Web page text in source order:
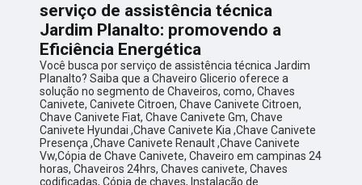
serviço de assistência técnica
Jardim Planalto: promovendo a
Eficiência Energética
Você busca por serviço de assistência técnica Jardim
Planalto? Saiba que a Chaveiro Glicerio oferece a
solução no segmento de Chaveiros, como, Chaves
Canivete, Canivete Citroen, Chave Canivete Citroen,
Chave Canivete Fiat, Chave Canivete Gm, Chave
Canivete Hyundai ,Chave Canivete Kia ,Chave Canivete
Presença ,Chave Canivete Renault ,Chave Canivete
Vw,Cópia de Chave Canivete, Chaveiro em campinas 24
horas, Chaveiros 24hrs, Chaves canivete, Chaves
codificadas, Cópia de chaves, Instalação de